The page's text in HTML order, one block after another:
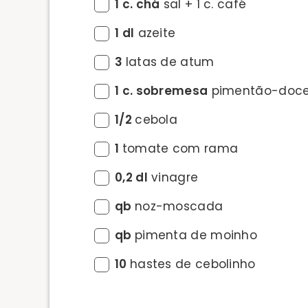
1 c. chá sal + 1 c. café
1 dl azeite
3 latas de atum
1 c. sobremesa pimentão-
1/2 cebola
1 tomate com rama
0,2 dl vinagre
qb noz-moscada
qb pimenta de moinho
10 hastes de cebolinho